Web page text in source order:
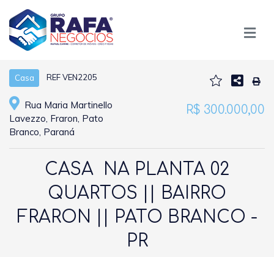
Casa REF VEN2205
Rua Maria Martinello
Lavezzo, Fraron, Pato
Branco, Paraná
R$ 300.000,00
CASA NA PLANTA 02
QUARTOS || BAIRRO
FRARON || PATO BRANCO -
PR